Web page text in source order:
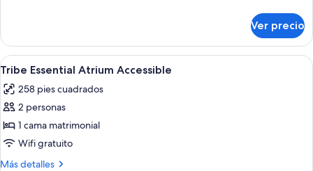
Essential
Atrium
Ver precio
Abrir
todas
las
fotos
de
Tribe
Essential
Habitación de hotel con una cama
9
Tribe Essential Atrium Accessible
258 pies cuadrados
2 personas
1 cama matrimonial
Wifi gratuito
Más detalles
Más